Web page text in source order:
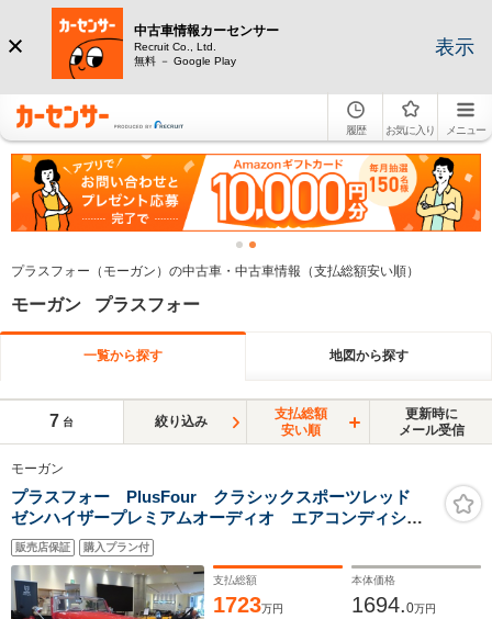
中古車情報カーセンサー
Recruit Co., Ltd.
無料 － Google Play
表示
履歴 お気に入り メニュー
プラスフォー（モーガン）の中古車・中古車情報（支払総額安い順）
モーガン プラスフォー
一覧から探す 地図から探す
7 台 絞り込み
支払総額
安い順
更新時に
メール受信
モーガン
プラスフォー PlusFour クラシックスポーツレッド
ゼンハイザープレミアムオーディオ エアコンディショ
ニング ヒーティッドシート
販売店保証 購入プラン付
支払総額
1723万円
本体価格
1694.0万円